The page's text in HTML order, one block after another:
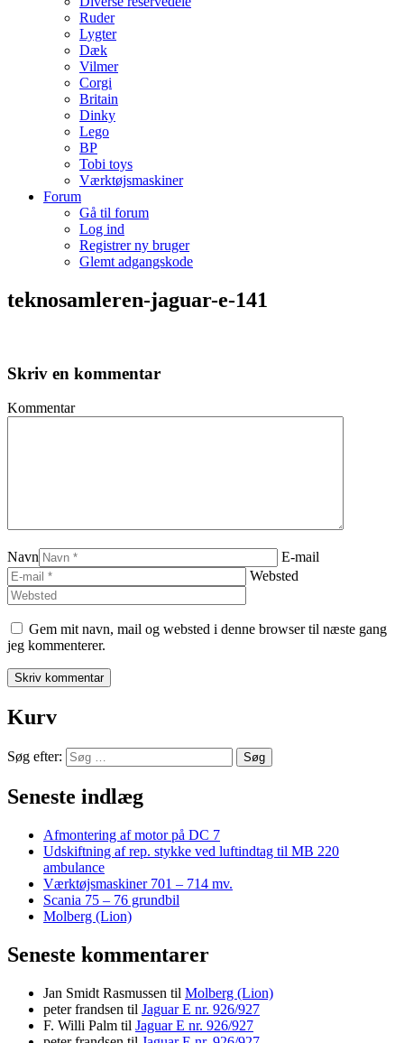
Ruder
Lygter
Dæk
Vilmer
Corgi
Britain
Dinky
Lego
BP
Tobi toys
Værktøjsmaskiner
Forum
Gå til forum
Log ind
Registrer ny bruger
Glemt adgangskode
teknosamleren-jaguar-e-141
Skriv en kommentar
Kommentar
Navn
E-mail
Websted
Gem mit navn, mail og websted i denne browser til næste gang
jeg kommenterer.
Kurv
Søg efter:
Seneste indlæg
Afmontering af motor på DC 7
Udskiftning af rep. stykke ved luftindtag til MB 220
ambulance
Værktøjsmaskiner 701 – 714 mv.
Scania 75 – 76 grundbil
Molberg (Lion)
Seneste kommentarer
Jan Smidt Rasmussen til Molberg (Lion)
peter frandsen til Jaguar E nr. 926/927
F. Willi Palm til Jaguar E nr. 926/927